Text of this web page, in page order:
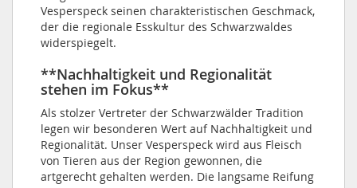
Vesperspeck seinen charakteristischen Geschmack,
der die regionale Esskultur des Schwarzwaldes
widerspiegelt.
**Nachhaltigkeit und Regionalität
stehen im Fokus**
Als stolzer Vertreter der Schwarzwälder Tradition
legen wir besonderen Wert auf Nachhaltigkeit und
Regionalität. Unser Vesperspeck wird aus Fleisch
von Tieren aus der Region gewonnen, die
artgerecht gehalten werden. Die langsame Reifung